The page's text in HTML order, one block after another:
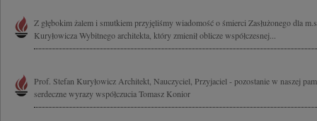
Z głębokim żalem i smutkiem przyjęliśmy wiadomość o śmierci Zasłużonego dla
Kuryłowicza Wybitnego architekta, który zmienił oblicze współczesnej...
Prof. Stefan Kuryłowicz Architekt, Nauczyciel, Przyjaciel - pozostanie w naszej
serdeczne wyrazy współczucia Tomasz Konior